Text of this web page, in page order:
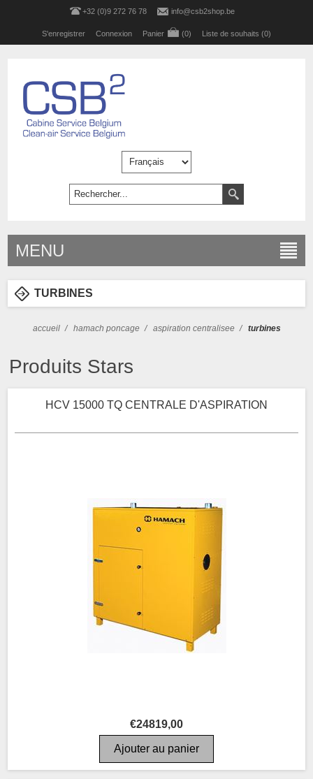
+32 (0)9 272 76 78 info@csb2shop.be
S'enregistrer Connexion Panier (0) Liste de souhaits (0)
MENU
TURBINES
accueil / hamach poncage / aspiration centralisee / turbines
Produits Stars
HCV 15000 TQ CENTRALE D'ASPIRATION
€24819,00